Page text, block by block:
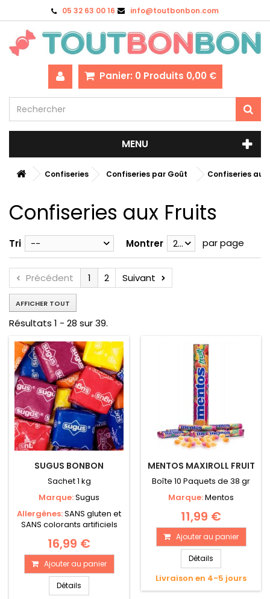
05 32 63 00 16 info@toutbonbon.com
Panier: 0 Produits 0,00 €
MENU
Confiseries Confiseries par Goût Confiseries aux
Confiseries aux Fruits
Tri -- Montrer 28 par page
Précédent 1 2 Suivant
AFFICHER TOUT
Résultats 1 - 28 sur 39.
SUGUS BONBON
Sachet 1 kg
Marque:Sugus
Allergènes:SANS gluten et
SANS colorants artificiels
16,99 €
Ajouter au panier
Détails
MENTOS MAXIROLL FRUIT
Boîte 10 Paquets de 38 gr
Marque:Mentos
11,99 €
Ajouter au panier
Détails
Livraison en 4-5 jours